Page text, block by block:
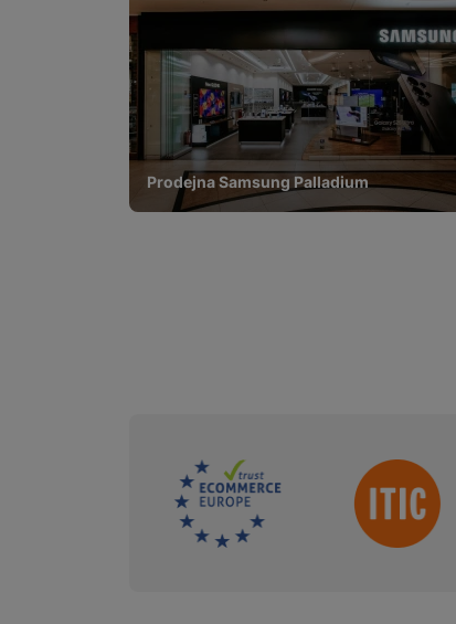
Marketingové
na našich
Prodejna Samsung Palladium
Sdružení